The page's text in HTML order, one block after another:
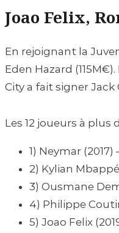
Joao Felix,
En rejoignant la
Eden Hazard
City a fait signer Jack
Les 12 joueurs à plus
1) Neymar
2) Kylian
3) Ousmane
4) Philippe
5) Joao Felix